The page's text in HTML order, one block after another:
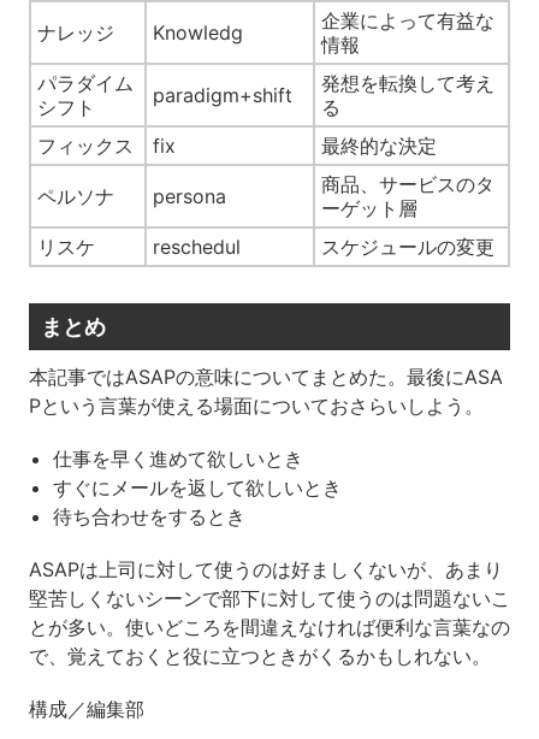
ナレッジ Knowledg
企業によって有益な
情報
パラダイム
シフト
paradigm+shift
発想を転換して考え
る
フィックス
fix 最終的な決定
ペルソナ persona
商品、サービスのタ
ーゲット層
リスケ
reschedul スケジュールの変更
まとめ
本記事ではASAPの意味についてまとめた。最後にASA
Pという言葉が使える場面についておさらいしよう。
仕事を早く進めて欲しいとき
すぐにメールを返して欲しいとき
待ち合わせをするとき
ASAPは上司に対して使うのは好ましくないが、あまり
堅苦しくないシーンで部下に対して使うのは問題ないこ
とが多い。使いどころを間違えなければ便利な言葉なの
で、覚えておくと役に立つときがくるかもしれない。
構成／編集部